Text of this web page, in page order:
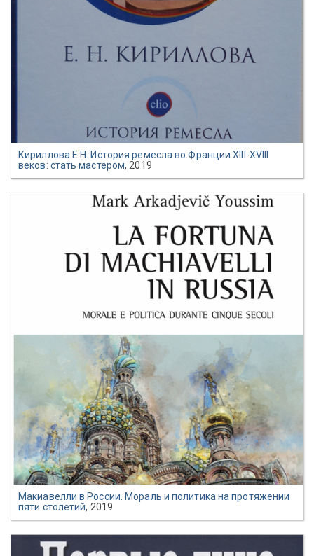
Кириллова Е.Н. История ремесла во Франции XIII-XVIII
веков: стать мастером, 2019
Макиавелли в России. Мораль и политика на протяжении
пяти столетий, 2019